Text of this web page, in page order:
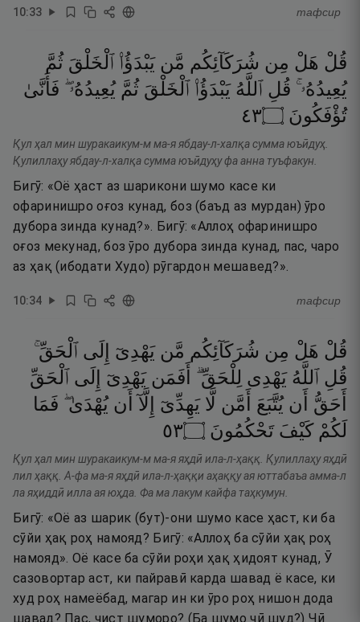
10:33 тафсир
قُلْ هَلْ مِن شُرَكَآئِكُم مَّن يَبْدَؤُا۟ ٱلْخَلْقَ ثُمَّ
يُعِيدُهُۥ ۚ قُلِ ٱللَّهُ يَبْدَؤُا۟ ٱلْخَلْقَ ثُمَّ يُعِيدُهُۥ ۖ فَأَنَّىٰ
تُؤْفَكُونَ ۝٣٤
Қул ҳал мин шуракаикум-м ма-я ябдау-л-халқа сумма юъӣдуҳ.
Қулиллаҳу ябдау-л-халқа сумма юъӣдуҳу фа анна туъфакун.
Бигӯ: «Оё ҳаст аз шарикони шумо касе ки
офаринишро оғоз кунад, боз (баъд аз мурдан) ӯро
дубора зинда кунад?». Бигӯ: «Аллоҳ офаринишро
оғоз мекунад, боз ӯро дубора зинда кунад, пас, чаро
аз ҳақ (ибодати Худо) рӯгардон мешавед?».
10:34 тафсир
قُلْ هَلْ مِن شُرَكَآئِكُم مَّن يَهْدِىٓ إِلَى ٱلْحَقِّ ۚ
قُلِ ٱللَّهُ يَهْدِى لِلْحَقِّ ۗ أَفَمَن يَهْدِىٓ إِلَى ٱلْحَقِّ
أَحَقُّ
أَن يُتَّبَعَ أَمَّن لَّا يَهِدِّىٓ إِلَّآ أَن يُهْدَىٰ ۖ فَمَا
لَكُمْ كَيْفَ تَحْكُمُونَ ۝٣٥
Қул ҳал мин шуракаикум-м ма-я яҳдӣ ила-л-ҳаққ. Қулиллаҳу яҳдӣ
лил ҳаққ. А-фа ма-я яҳдӣ ила-л-ҳаққи аҳаққу ая юттабаъа амма-л
ла яҳиддӣ илла ая юҳда. Фа ма лакум кайфа таҳкумун.
Бигӯ: «Оё аз шарик (бут)-они шумо касе ҳаст, ки ба
сӯйи ҳақ роҳ намояд? Бигӯ: «Аллоҳ ба сӯйи ҳақ роҳ
намояд». Оё касе ба сӯйи роҳи ҳақ ҳидоят кунад, Ӯ
сазовортар аст, ки пайравӣ карда шавад ё касе, ки
худ роҳ намеёбад, магар ин ки ӯро роҳ нишон дода
шавад? Пас, чист шуморо? (Ба шумо чӣ шуд?) Чӣ